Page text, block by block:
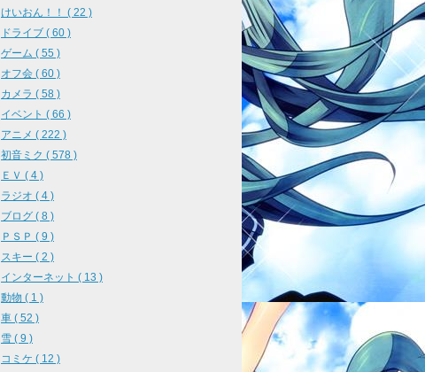
けいおん！！ ( 22 )
ドライブ ( 60 )
ゲーム ( 55 )
オフ会 ( 60 )
カメラ ( 58 )
イベント ( 66 )
アニメ ( 222 )
初音ミク ( 578 )
ＥＶ ( 4 )
ラジオ ( 4 )
ブログ ( 8 )
ＰＳＰ ( 9 )
スキー ( 2 )
インターネット ( 13 )
動物 ( 1 )
車 ( 52 )
雪 ( 9 )
コミケ ( 12 )